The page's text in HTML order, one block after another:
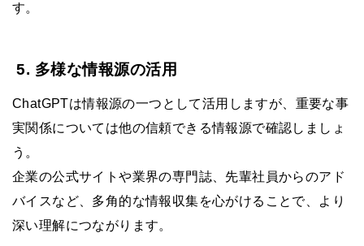
す。
5. 多様な情報源の活用
ChatGPTは情報源の一つとして活用しますが、重要な事
実関係については他の信頼できる情報源で確認しましょ
う。
企業の公式サイトや業界の専門誌、先輩社員からのアド
バイスなど、多角的な情報収集を心がけることで、より
深い理解につながります。